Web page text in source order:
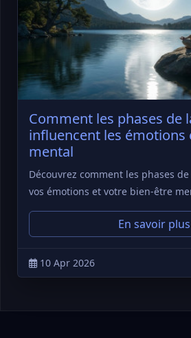
Comment les phases de
influencent les émotions
mental
Découvrez comment les phases
vos émotions et votre bien-être
En savoir plus
10 Apr 2026